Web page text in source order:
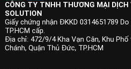
CÔNG TY TNHH THƯƠNG MẠI DỊCH
SOLUTION
Giấy chứng nhận ĐKKD 0314651789
TP.HCM cấp.
Địa chỉ: 472/9/4 Kha Vạn Cân, Khu Phố
Chánh, Quận Thủ Đức, TP.HCM